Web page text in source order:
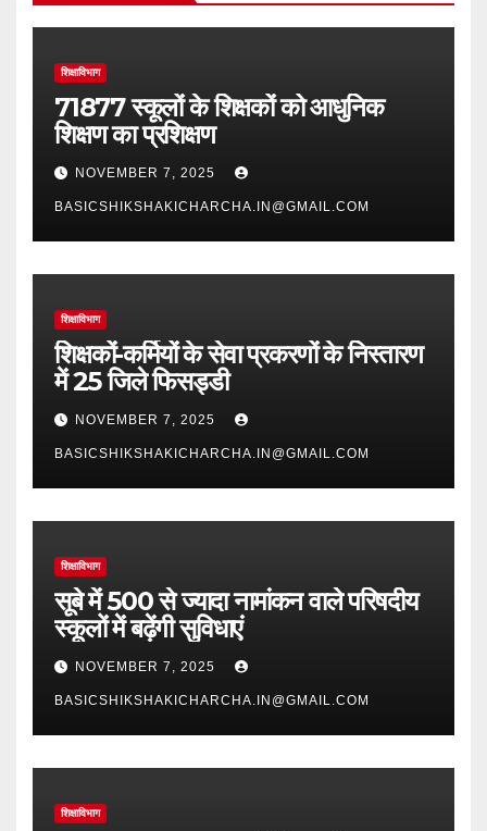
शिक्षाविभाग
71877 स्कूलों के शिक्षकों को आधुनिक
शिक्षण का प्रशिक्षण
NOVEMBER 7, 2025
BASICSHIKSHAKICHARCHA.IN@GMAIL.COM
शिक्षाविभाग
शिक्षकों-कर्मियों के सेवा प्रकरणों के निस्तारण
में 25 जिले फिसड्डी
NOVEMBER 7, 2025
BASICSHIKSHAKICHARCHA.IN@GMAIL.COM
शिक्षाविभाग
सूबे में 500 से ज्यादा नामांकन वाले परिषदीय
स्कूलों में बढ़ेंगी सुविधाएं
NOVEMBER 7, 2025
BASICSHIKSHAKICHARCHA.IN@GMAIL.COM
शिक्षाविभाग